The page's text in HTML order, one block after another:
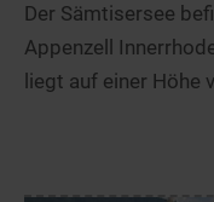
Der Sämtisersee
Appenzell
liegt auf einer Höhe